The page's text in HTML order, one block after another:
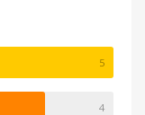
5
4